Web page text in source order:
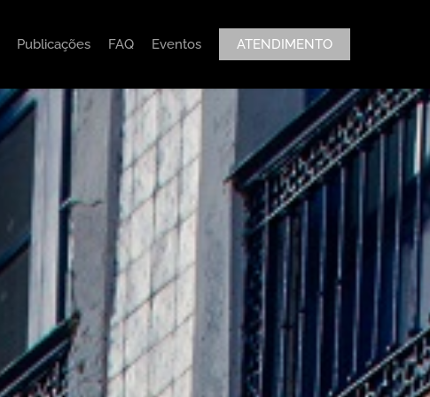
Publicações FAQ Eventos ATENDIMENTO